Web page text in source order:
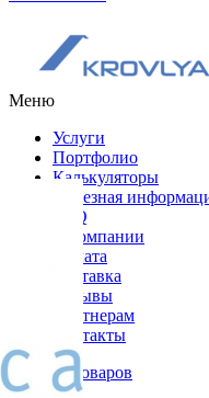
Меню
Услуги
Портфолио
Калькуляторы
Полезная
FAQ
О компании
Оплата
Доставка
Отзывы
Партнерам
Контакты
Каталог товаров